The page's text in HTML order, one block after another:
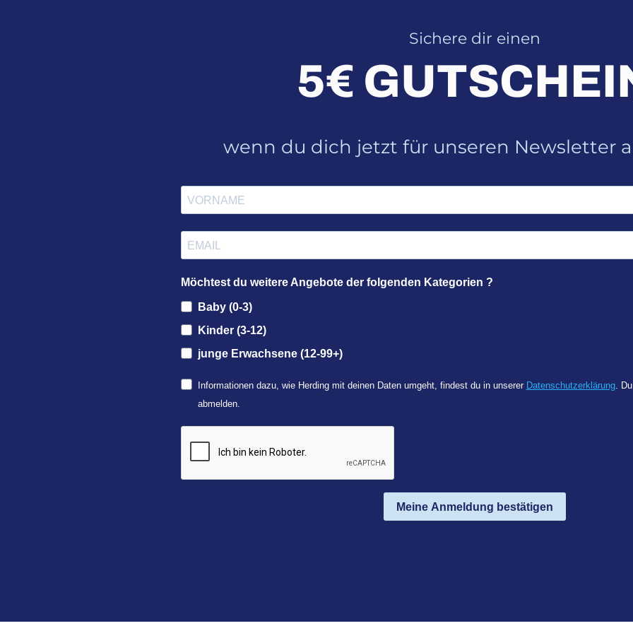
Sichere dir einen
5€
wenn du dich jetzt für unseren Newsletter
Möchtest du weitere Angebote der folgenden Kategorien ?
Baby (0-3)
Kinder (3-12)
junge Erwachsene (12-99+)
Informationen dazu, wie Herding mit deinen Daten umgeht, findest du in unserer Datenschutzerklärung.
abmelden.
Meine Anmeldung bestätigen